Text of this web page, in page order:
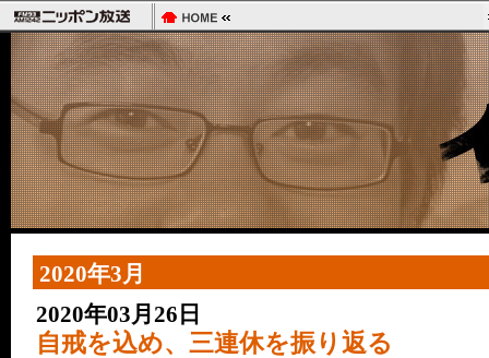
2020年3月
2020年03月26日
自戒を込め、三連休を振り返る